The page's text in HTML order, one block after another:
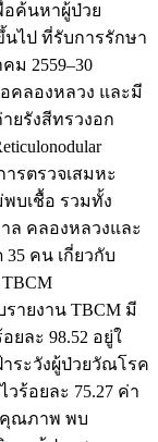
อค้นหาผู้ป่วย
ไป ที่รับการรักษา
ม 2559–30
คลองหลวง และมี
ยรังสีทรวงอก
ารตรวจเสมหะ
พบเชื้อ รวมทั้ง
ล คลองหลวงและ
คน เกี่ยวกับ
ายงาน TBCM มี
ยละ 98.52 อยู่ใ
าระวังผู้ป่วยวัณโรค
ร้อยละ 75.27 ค่า
คุณภาพ พบ